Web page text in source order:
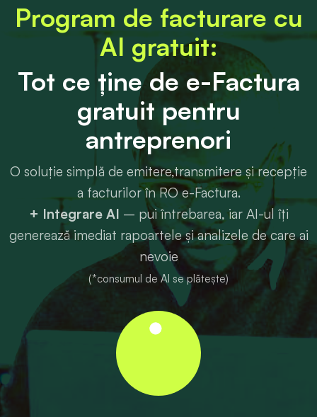
Program de facturare cu
AI gratuit:
Tot ce ține de e-Factura
gratuit pentru
antreprenori
O soluție simplă de emitere,transmitere și recepție
a facturilor în RO e-Factura.
+ Integrare AI – pui întrebarea, iar AI-ul îți
generează imediat rapoartele și analizele de care ai
nevoie
(*consumul de AI se plătește)